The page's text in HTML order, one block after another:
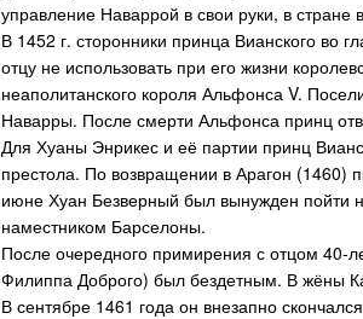
управление Наваррой в свои руки, в стране
В 1452 г. сторонники принца Вианского во
отцу не использовать при его жизни
неаполитанского короля Альфонса V.
Наварры. После смерти Альфонса принц
Для Хуаны Энрикес и её партии принц
престола. По возвращении в Арагон (1460)
июне Хуан Безверный был вынужден пойти
наместником Барселоны.
После очередного примирения с отцом 40-
Филиппа Доброго) был бездетным. В жёны
В сентябре 1461 года он внезапно